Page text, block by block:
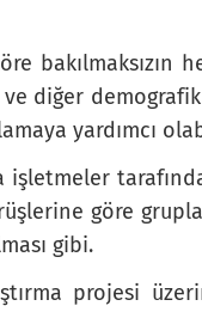
bakılmaksızın
diğer
yardımcı
göre
gibi.
projesi